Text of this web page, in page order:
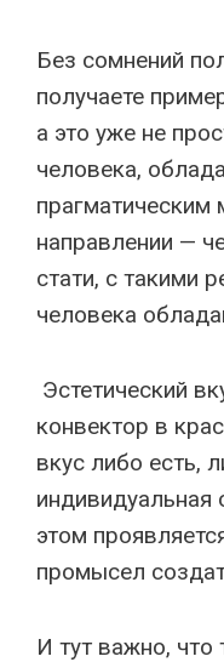
Без сомнений
получаете
а это уже не
человека,
направлении —
стати, с такими
человека
Эстетический
конвектор в
вкус либо есть,
индивидуальная
этом
промысел
И тут важно,